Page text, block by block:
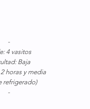
-
4 vasitos
Baja
horas y media
refrigerado)
-